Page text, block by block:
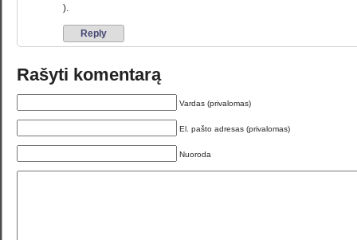
).
Reply
Rašyti komentarą
Vardas (privalomas)
El. pašto adresas (privalomas)
Nuoroda